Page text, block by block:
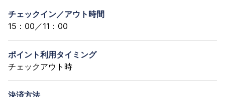
チェックイン／アウト時間
15：00／11：00
ポイント利用タイミング
チェックアウト時
決済方法